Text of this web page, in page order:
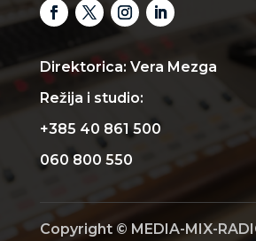
Direktorica: Vera Mezga
Režija i studio:
+385 40 861 500
060 800 550
Copyright © MEDIA-MIX-